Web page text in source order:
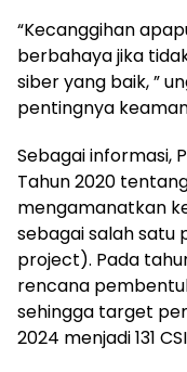
“Kecanggihan
berbahaya jika
siber yang baik, ”
pentingnya
Sebagai informasi,
Tahun 2020
mengamanatkan
sebagai salah
project). Pada
rencana
sehingga target
2024 menjadi 131